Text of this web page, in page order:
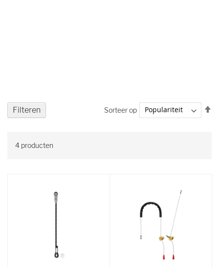
4 producten
Sorteer op
Filteren